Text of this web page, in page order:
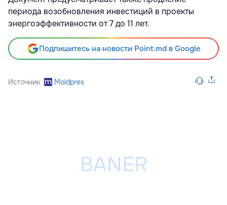
периода возобновления инвестиций в проекты
энергоэффективности от 7 до 11 лет.
Подпишитесь на новости Point.md в Google
Источник Moldpres